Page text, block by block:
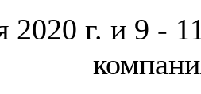
2020 г. и 9 -